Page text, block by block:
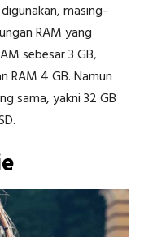
masing-
RAM yang
sebesar 3 GB,
RAM 4 GB. Namun
sama, yakni 32 GB